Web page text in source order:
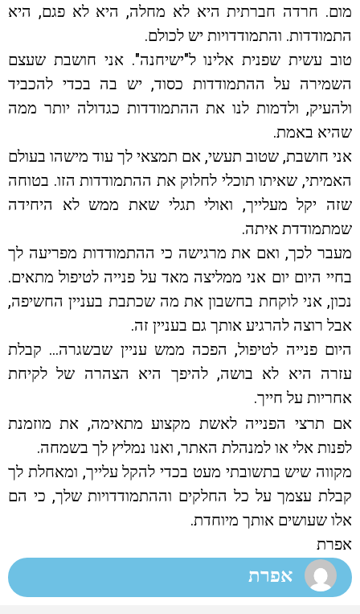
מום. חרדה חברתית היא לא מחלה, היא לא פגם, היא
התמודדות. והתמודדויות יש לכולם.
טוב עשית שפנית אלינו ל"ישיחנה". אני חושבת שעצם
השמירה על ההתמודדות כסוד, יש בה בכדי להכביד
ולהעיק, ולדמות לנו את ההתמודדות כגדולה יותר ממה
שהיא באמת.
אני חושבת, שטוב תעשי, אם תמצאי לך עוד מישהו בעולם
האמיתי, שאיתו תוכלי לחלוק את ההתמודדות הזו. בטוחה
שזה יקל מעלייך, ואולי תגלי שאת ממש לא היחידה
שמתמודדת איתה.
מעבר לכך, ואם את מרגישה כי ההתמודדות מפריעה לך
בחיי היום יום אני ממליצה מאד על פנייה לטיפול מתאים.
נכון, אני לוקחת בחשבון את מה שכתבת בעניין החשיפה,
אבל רוצה להרגיע אותך גם בעניין זה.
היום פנייה לטיפול, הפכה ממש עניין שבשגרה… קבלת
עזרה היא לא בושה, להיפך היא הצהרה של לקיחת
אחריות על חייך.
אם תרצי הפנייה לאשת מקצוע מתאימה, את מוזמנת
לפנות אלי או למנהלת האתר, ואנו נמליץ לך בשמחה.
מקווה שיש בתשובתי מעט בכדי להקל עלייך, ומאחלת לך
קבלת עצמך על כל החלקים וההתמודדויות שלך, כי הם
אלו שעושים אותך מיוחדת.
אפרת
אפרת